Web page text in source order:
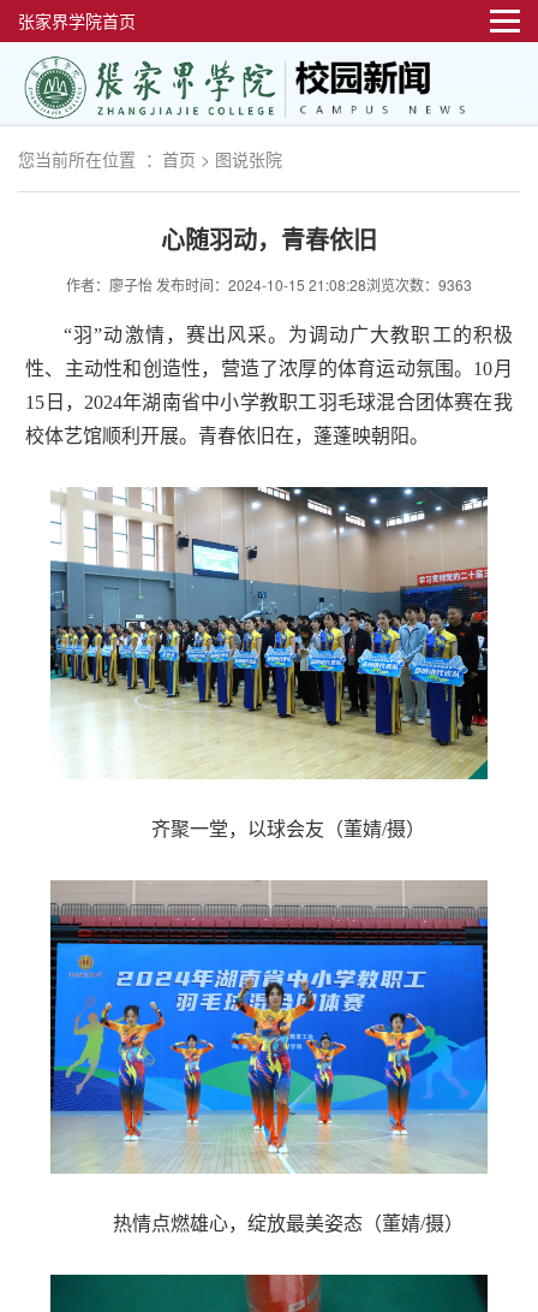
张家界学院首页
您当前所在位置 ： 首页 > 图说张院
心随羽动，青春依旧
作者：廖子怡 发布时间：2024-10-15 21:08:28浏览次数：9363
“羽”动激情，赛出风采。为调动广大教职工的积极
性、主动性和创造性，营造了浓厚的体育运动氛围。10月
15日，2024年湖南省中小学教职工羽毛球混合团体赛在我
校体艺馆顺利开展。青春依旧在，蓬蓬映朝阳。
齐聚一堂，以球会友（董婧/摄）
热情点燃雄心，绽放最美姿态（董婧/摄）